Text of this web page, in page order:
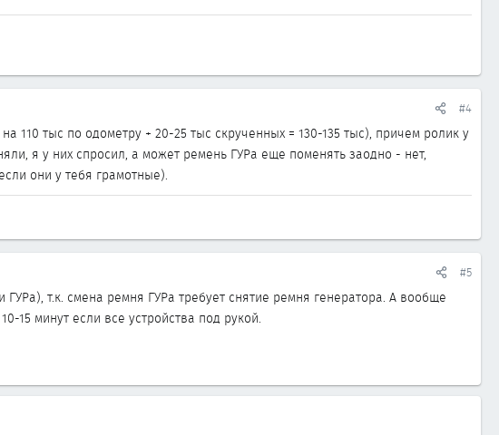
#4
110 тыс по одометру + 20-25 тыс скрученных = 130-135 тыс), причем ролик у
я у них спросил, а может ремень ГУРа еще поменять заодно - нет,
они у тебя грамотные).
#5
т.к. смена ремня ГУРа требует снятие ремня генератора. А вообще
15 минут если все устройства под рукой.